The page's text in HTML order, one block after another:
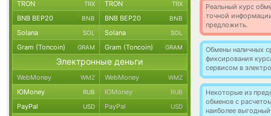
Реальный курс
точной
предложить.
Обмены наличных
фиксирования
сервисом в
Некоторые из
обменов с
наиболее
TRON TRX TRON TRX
BNB BEP20 BNB BNB BEP20 BNB
Solana SOL Solana SOL
Gram (Toncoin) GRAM Gram (Toncoin) GRAM
Электронные деньги
WebMoney WMZ WebMoney WMZ
ЮMoney RUB ЮMoney RUB
PayPal USD PayPal USD